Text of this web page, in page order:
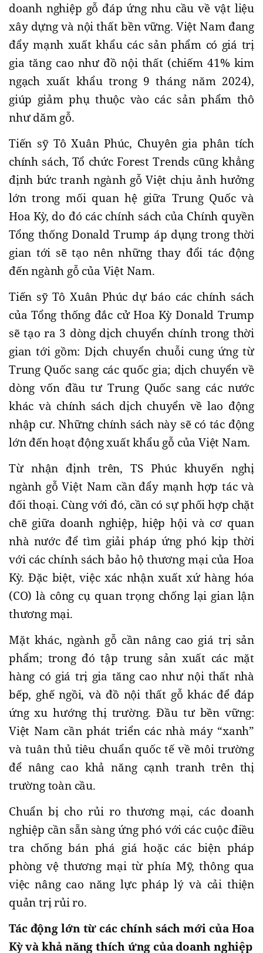
doanh nghiệp gỗ đáp ứng nhu cầu về vật liệu
xây dựng và nội thất bền vững. Việt Nam đang
đẩy mạnh xuất khẩu các sản phẩm có giá trị
gia tăng cao như đồ nội thất (chiếm 41% kim
ngạch xuất khẩu trong 9 tháng năm 2024),
giúp giảm phụ thuộc vào các sản phẩm thô
như dăm gỗ.
Tiến sỹ Tô Xuân Phúc, Chuyên gia phân tích
chính sách, Tổ chức Forest Trends cũng khẳng
định bức tranh ngành gỗ Việt chịu ảnh hưởng
lớn trong mối quan hệ giữa Trung Quốc và
Hoa Kỳ, do đó các chính sách của Chính quyền
Tổng thống Donald Trump áp dụng trong thời
gian tới sẽ tạo nên những thay đổi tác động
đến ngành gỗ của Việt Nam.
Tiến sỹ Tô Xuân Phúc dự báo các chính sách
của Tổng thống đắc cử Hoa Kỳ Donald Trump
sẽ tạo ra 3 dòng dịch chuyển chính trong thời
gian tới gồm: Dịch chuyển chuỗi cung ứng từ
Trung Quốc sang các quốc gia; dịch chuyển về
dòng vốn đầu tư Trung Quốc sang các nước
khác và chính sách dịch chuyển về lao động
nhập cư. Những chính sách này sẽ có tác động
lớn đến hoạt động xuất khẩu gỗ của Việt Nam.
Từ nhận định trên, TS Phúc khuyến nghị
ngành gỗ Việt Nam cần đẩy mạnh hợp tác và
đối thoại. Cùng với đó, cần có sự phối hợp chặt
chẽ giữa doanh nghiệp, hiệp hội và cơ quan
nhà nước để tìm giải pháp ứng phó kịp thời
với các chính sách bảo hộ thương mại của Hoa
Kỳ. Đặc biệt, việc xác nhận xuất xứ hàng hóa
(CO) là công cụ quan trọng chống lại gian lận
thương mại.
Mặt khác, ngành gỗ cần nâng cao giá trị sản
phẩm; trong đó tập trung sản xuất các mặt
hàng có giá trị gia tăng cao như nội thất nhà
bếp, ghế ngồi, và đồ nội thất gỗ khác để đáp
ứng xu hướng thị trường. Đầu tư bền vững:
Việt Nam cần phát triển các nhà máy “xanh”
và tuân thủ tiêu chuẩn quốc tế về môi trường
để nâng cao khả năng cạnh tranh trên thị
trường toàn cầu.
Chuẩn bị cho rủi ro thương mại, các doanh
nghiệp cần sẵn sàng ứng phó với các cuộc điều
tra chống bán phá giá hoặc các biện pháp
phòng vệ thương mại từ phía Mỹ, thông qua
việc nâng cao năng lực pháp lý và cải thiện
quản trị rủi ro.
Tác động lớn từ các chính sách mới của Hoa
Kỳ và khả năng thích ứng của doanh nghiệp